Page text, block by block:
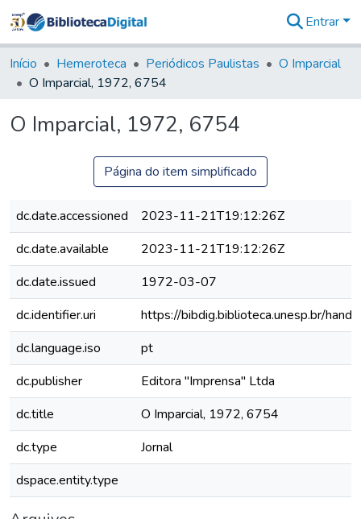
&
Coleções
Tudo na
Digital
Entrar
Início Hemeroteca Periódicos Paulistas
O Imparcial
O Imparcial, 1972, 6754
O Imparcial, 1972, 6754
Página do item simplificado
dc.date.accessioned
2023-11-21T19:12:26Z
dc.date.available
2023-11-21T19:12:26Z
dc.date.issued
1972-03-07
dc.identifier.uri
https://bibdig.biblioteca.unesp.br/
dc.language.iso
pt
dc.publisher
Editora "Imprensa" Ltda
dc.title
O Imparcial, 1972, 6754
dc.type
Jornal
dspace.entity.type